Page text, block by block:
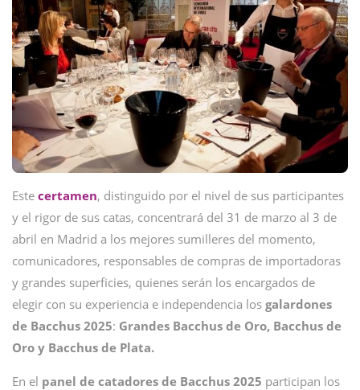
Este certamen, distinguido por el nivel de sus participantes
y el rigor de sus catas, concentrará del 31 de marzo al 3 de
abril en Madrid a los mejores sumilleres del momento,
comunicadores, responsables de compras de importadoras
y grandes superficies, quienes serán los encargados de
elegir con su experiencia e independencia los galardones
de Bacchus 2025: Grandes Bacchus de Oro, Bacchus de
Oro y Bacchus de Plata.
En el panel de catadores de Bacchus 2025 participan los